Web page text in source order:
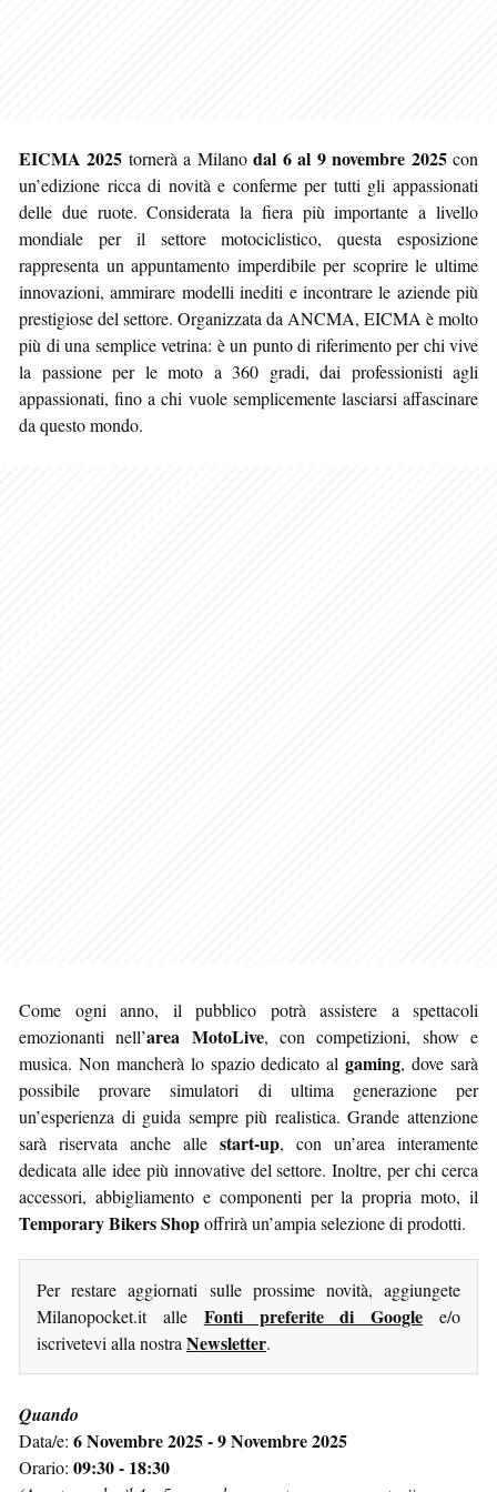
EICMA 2025 tornerà a Milanodal 6 al 9 novembre 2025con
un’edizione ricca di novità e conferme per tutti gli appassionati
delle due ruote. Considerata la fiera più importante a livello
mondiale per il settore motociclistico, questa esposizione
rappresenta un appuntamento imperdibile per scoprire le ultime
innovazioni, ammirare modelli inediti e incontrare le aziende più
prestigiose del settore. Organizzata da ANCMA, EICMA è molto
più di una semplice vetrina: è un punto di riferimento per chi vive
la passione per le moto a 360 gradi, dai professionisti agli
appassionati, fino a chi vuole semplicemente lasciarsi affascinare
da questo mondo.
Come ogni anno, il pubblico potrà assistere a spettacoli
emozionanti nell’area MotoLive, con competizioni, show e
musica. Non mancherà lo spazio dedicato algaming, dove sarà
possibile provare simulatori di ultima generazione per
un’esperienza di guida sempre più realistica. Grande attenzione
sarà riservata anche alle start-up, con un’area interamente
dedicata alle idee più innovative del settore. Inoltre, per chi cerca
accessori, abbigliamento e componenti per la propria moto, il
Temporary Bikers Shopoffrirà un’ampia selezione di prodotti.
Per restare aggiornati sulle prossime novità, aggiungete
Milanopocket.it alle Fonti preferite di Google e/o
iscrivetevi alla nostra Newsletter.
Quando
Data/e: 6 Novembre 2025 - 9 Novembre 2025
Orario: 09:30 - 18:30